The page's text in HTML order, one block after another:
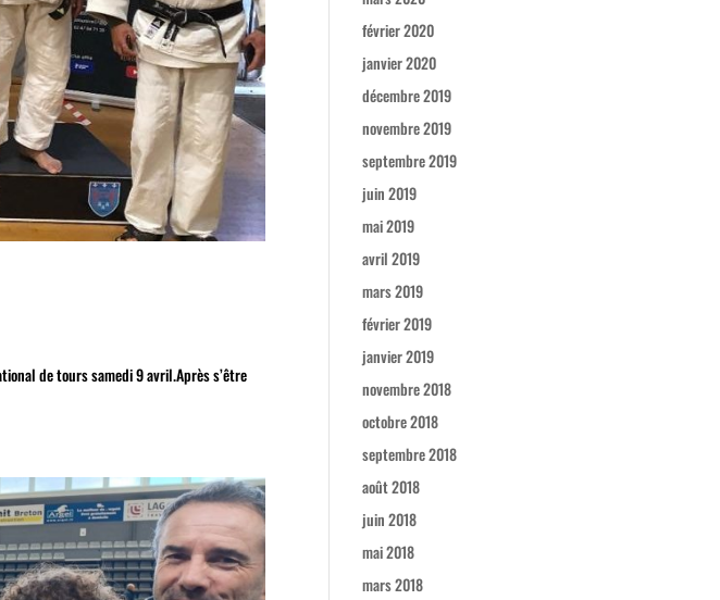
de tours samedi 9 avril.Après s’être
février 2020
janvier 2020
décembre 2019
novembre 2019
septembre 2019
juin 2019
mai 2019
avril 2019
mars 2019
février 2019
janvier 2019
novembre 2018
octobre 2018
septembre 2018
août 2018
juin 2018
mai 2018
mars 2018